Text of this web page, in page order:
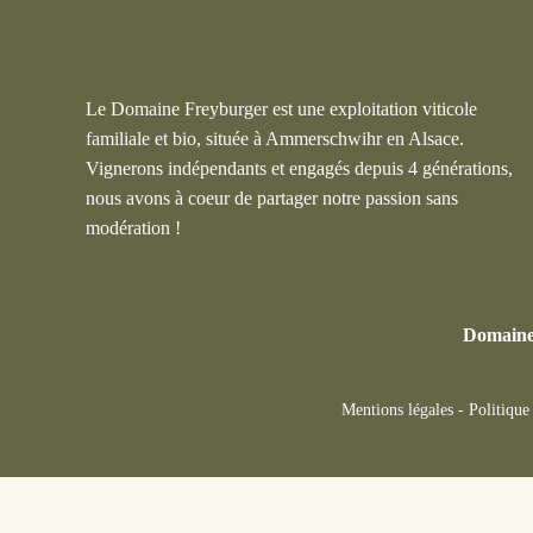
Le Domaine Freyburger est une exploitation viticole
familiale et bio, située à Ammerschwihr en Alsace.
Vignerons indépendants et engagés depuis 4 générations,
nous avons à coeur de partager notre passion sans
modération !
Mentions légales- Politique